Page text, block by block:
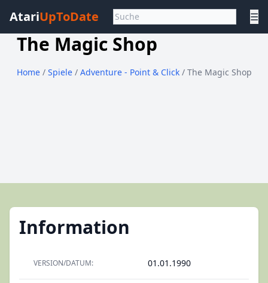
AtariUpToDate ☰
The Magic Shop
Home/ Spiele / Adventure - Point & Click / The Magic Shop
Information
VERSION/DATUM: 01.01.1990